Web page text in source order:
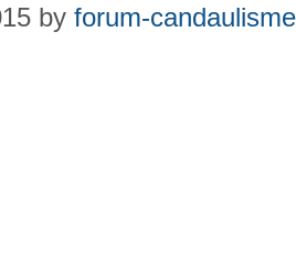
by forum-